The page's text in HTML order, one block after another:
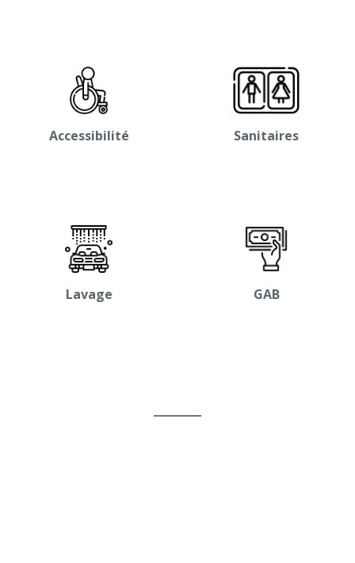
Accessibilité Sanitaires
Lavage GAB